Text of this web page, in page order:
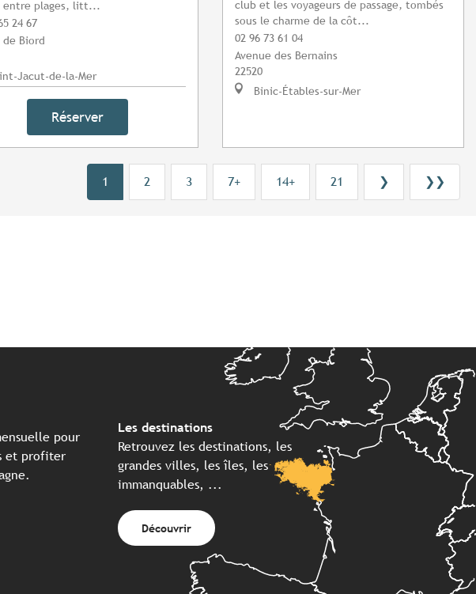
entre plages, litt...
24 67
de Biord
Jacut-de-la-Mer
Réserver
club et les voyageurs de passage, tombés
sous le charme de la côt...
02 96 73 61 04
Avenue des Bernains
22520
Binic-Étables-sur-Mer
1 2 3 7+ 14+ 21 ❯ ❯❯
pour
et profiter
Les destinations
Retrouvez les destinations, les
grandes villes, les îles, les
immanquables, ...
Découvrir